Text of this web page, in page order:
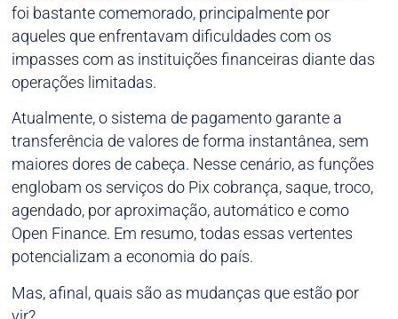
foi bastante comemorado, principalmente por
aqueles que enfrentavam dificuldades com os
impasses com as instituições financeiras diante das
operações limitadas.
Atualmente, o sistema de pagamento garante a
transferência de valores de forma instantânea, sem
maiores dores de cabeça. Nesse cenário, as funções
englobam os serviços do Pix cobrança, saque, troco,
agendado, por aproximação, automático e como
Open Finance. Em resumo, todas essas vertentes
potencializam a economia do país.
Mas, afinal, quais são as mudanças que estão por